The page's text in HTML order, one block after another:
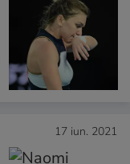
17 iun. 2021